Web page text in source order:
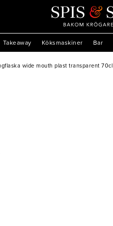
Takeaway Köksmaskiner Bar
wide mouth plast transparent 70cl